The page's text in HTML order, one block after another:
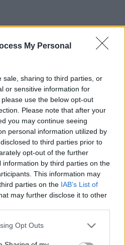
My Personal
sale, sharing to third parties, or
or sensitive information for
use the below opt-out
Please note that after your
you may continue seeing
personal information utilized by
to third parties prior to
opt-out of the further
by third parties on the
This information may
parties on the IAB’s List of
may further disclose it to other
app uses one or more Google
Opt Outs